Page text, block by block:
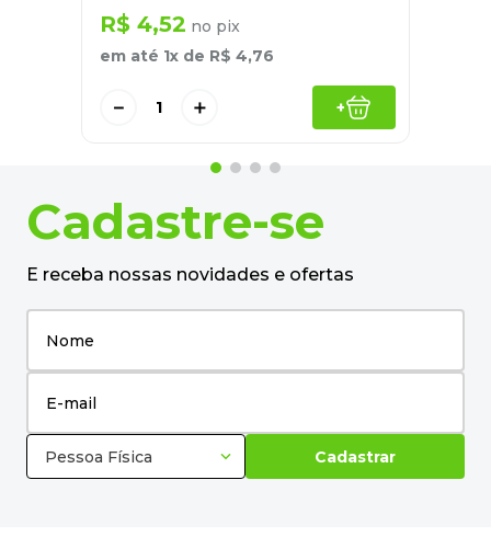
R$ 4,52 no pix
em até 1x de R$ 4,76
＋
－ +
Cadastre-se
E receba nossas novidades e ofertas
Pessoa Física Cadastrar